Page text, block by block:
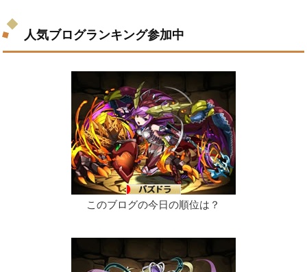
人気ブログランキング参加中
このブログの今日の順位は？